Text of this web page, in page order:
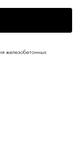
железобетонных